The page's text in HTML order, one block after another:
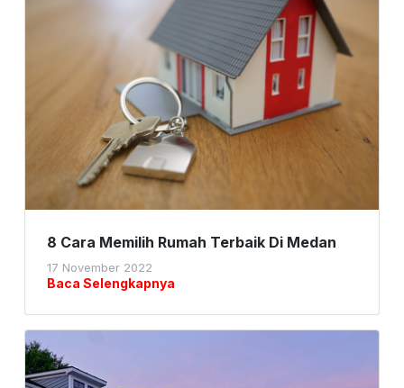
8 Cara Memilih Rumah Terbaik Di Medan
17 November 2022
Baca Selengkapnya